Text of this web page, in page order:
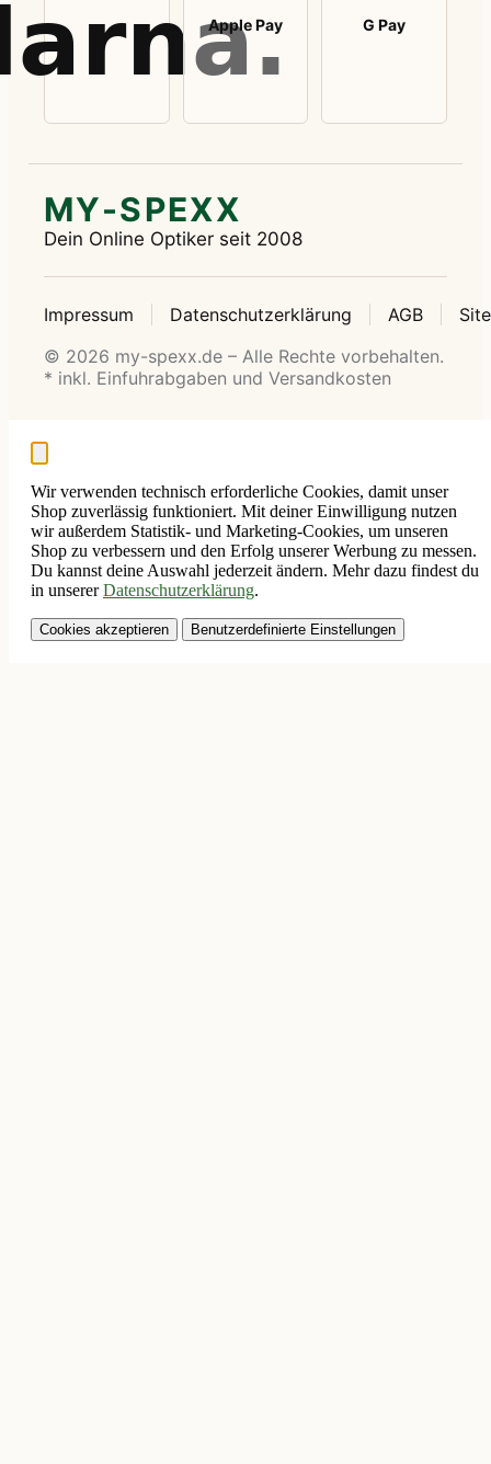
Apple Pay G Pay
MY-SPEXX
Dein Online Optiker seit 2008
Impressum Datenschutzerklärung AGB
© 2026 my-spexx.de – Alle Rechte vorbehalten.
* inkl. Einfuhrabgaben und Versandkosten
Wir verwenden technisch erforderliche Cookies, damit unser
Shop zuverlässig funktioniert. Mit deiner Einwilligung nutzen
wir außerdem Statistik- und Marketing-Cookies, um unseren
Shop zu verbessern und den Erfolg unserer Werbung zu messen.
Du kannst deine Auswahl jederzeit ändern. Mehr dazu findest du
in unsererDatenschutzerklärung.
Cookies akzeptieren Benutzerdefinierte Einstellungen